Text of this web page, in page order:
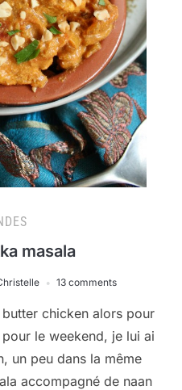
masala
13 comments
chicken alors pour
le weekend, je lui ai
un peu dans la même
accompagné de naan